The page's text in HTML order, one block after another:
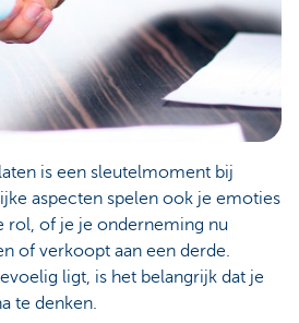
is een sleutelmoment bij
aspecten spelen ook je emoties
rol, of je je onderneming nu
of verkoopt aan een derde.
ligt, is het belangrijk dat je
te denken.